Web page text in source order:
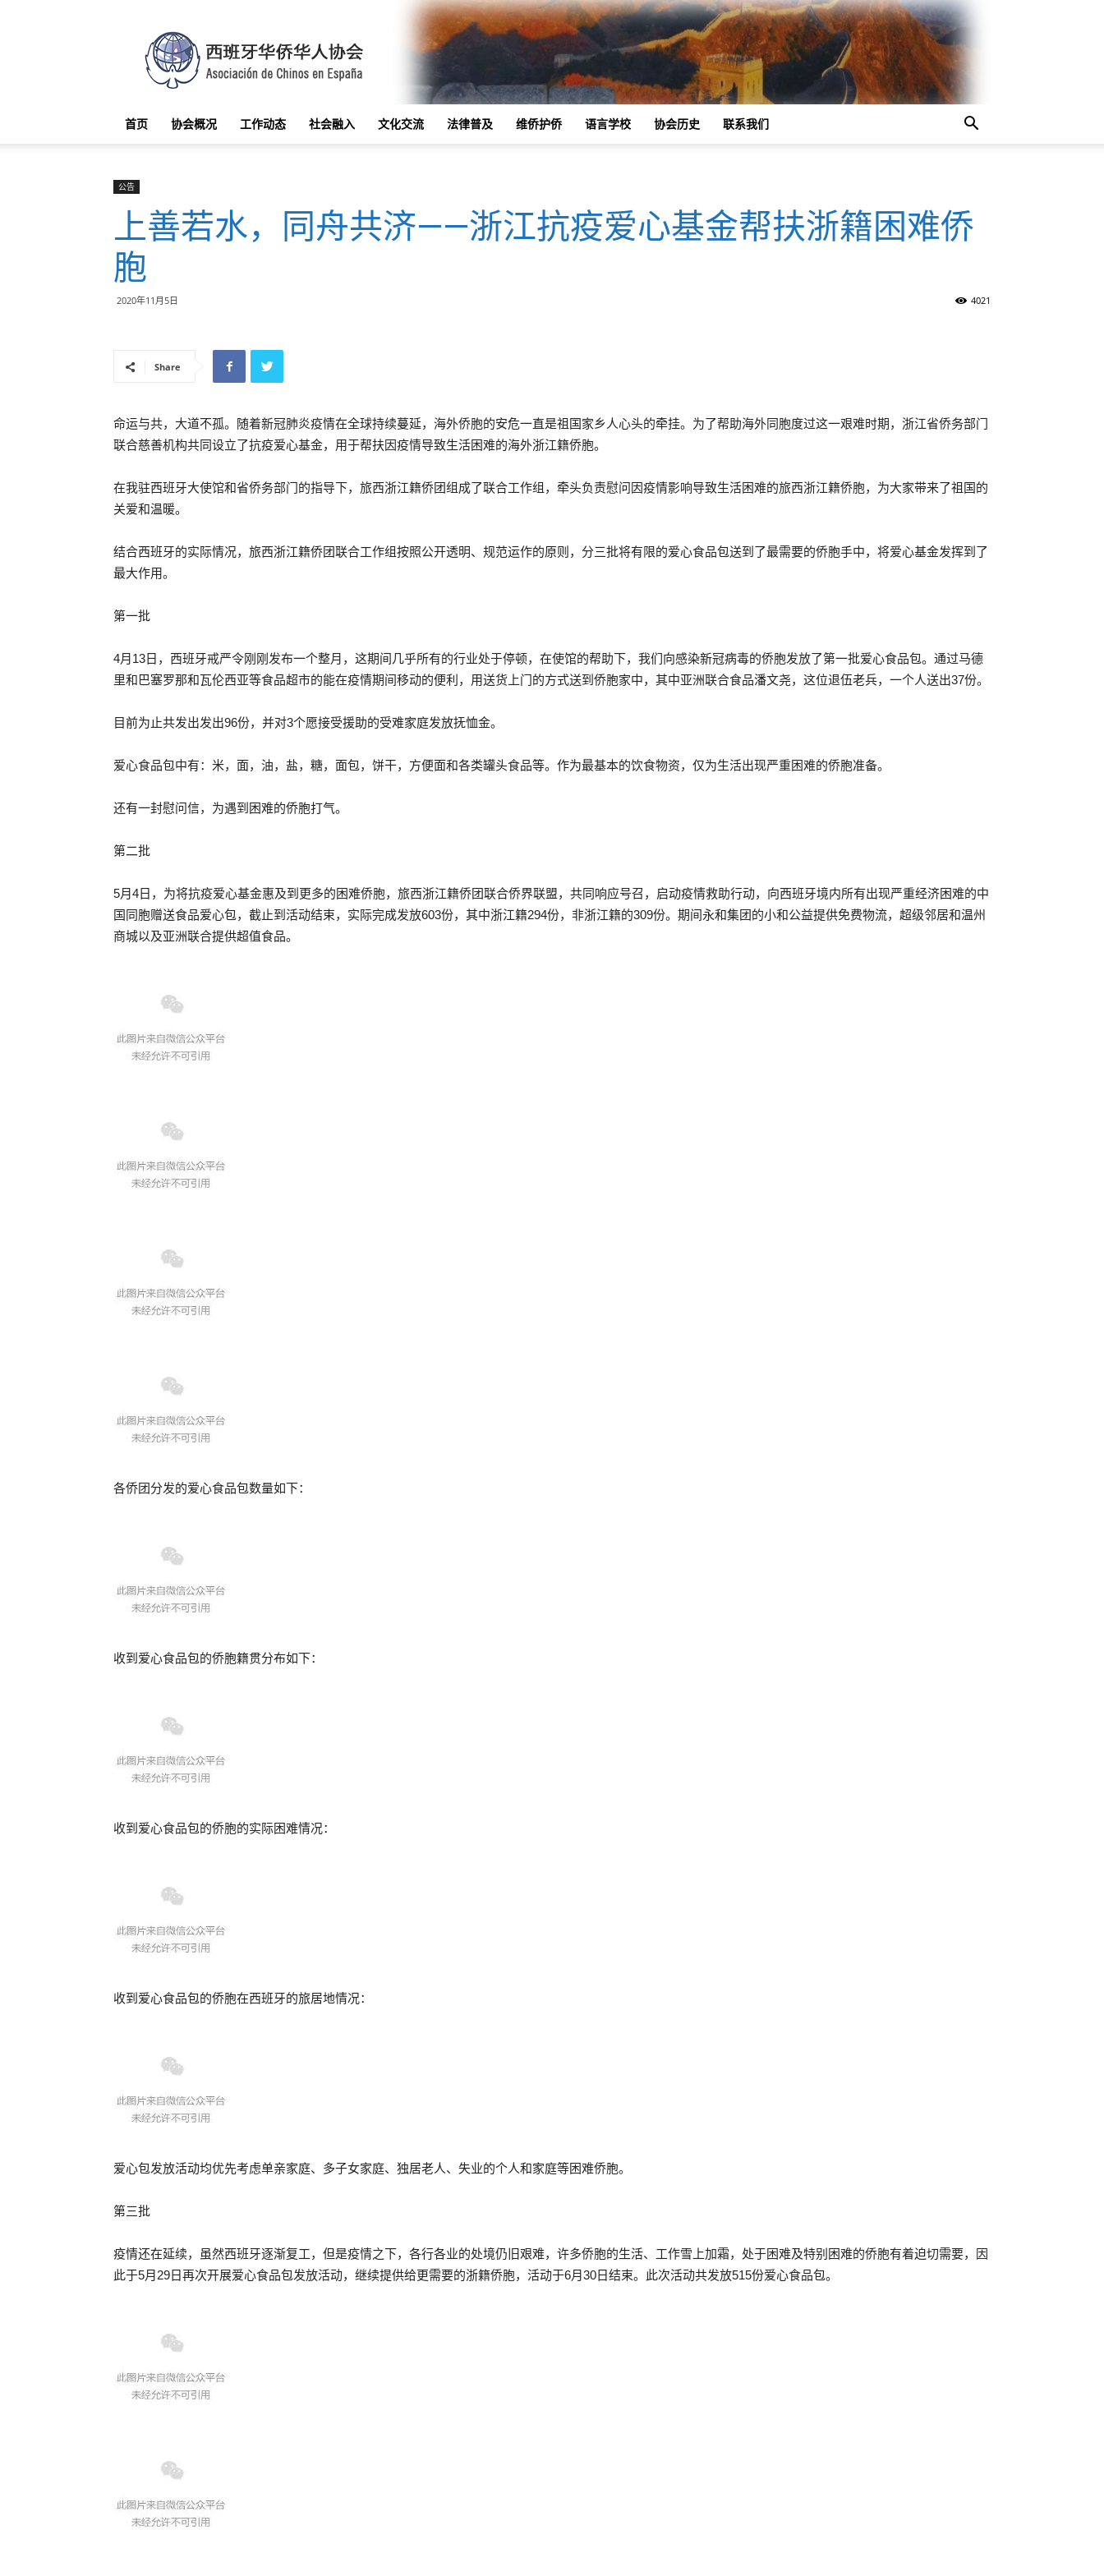
班
华
华
人
首页 协会概况 工作动态 社会融入 文化交流 法律普及 维侨护侨 语言学校 协会历史 联系我们
公告
上善若水，同舟共济——浙江抗疫爱心基金帮扶浙籍困难侨
胞
2020年11月5日 4021
Share
命运与共，大道不孤。随着新冠肺炎疫情在全球持续蔓延，海外侨胞的安危一直是祖国家乡人心头的牵挂。为了帮助海外同胞度过这一艰难时期，浙江省侨务部门
联合慈善机构共同设立了抗疫爱心基金，用于帮扶因疫情导致生活困难的海外浙江籍侨胞。
在我驻西班牙大使馆和省侨务部门的指导下，旅西浙江籍侨团组成了联合工作组，牵头负责慰问因疫情影响导致生活困难的旅西浙江籍侨胞，为大家带来了祖国的
关爱和温暖。
结合西班牙的实际情况，旅西浙江籍侨团联合工作组按照公开透明、规范运作的原则，分三批将有限的爱心食品包送到了最需要的侨胞手中，将爱心基金发挥到了
最大作用。
第一批
4月13日，西班牙戒严令刚刚发布一个整月，这期间几乎所有的行业处于停顿，在使馆的帮助下，我们向感染新冠病毒的侨胞发放了第一批爱心食品包。通过马德
里和巴塞罗那和瓦伦西亚等食品超市的能在疫情期间移动的便利，用送货上门的方式送到侨胞家中，其中亚洲联合食品潘文尧，这位退伍老兵，一个人送出37份。
目前为止共发出发出96份，并对3个愿接受援助的受难家庭发放抚恤金。
爱心食品包中有：米，面，油，盐，糖，面包，饼干，方便面和各类罐头食品等。作为最基本的饮食物资，仅为生活出现严重困难的侨胞准备。
还有一封慰问信，为遇到困难的侨胞打气。
第二批
5月4日，为将抗疫爱心基金惠及到更多的困难侨胞，旅西浙江籍侨团联合侨界联盟，共同响应号召，启动疫情救助行动，向西班牙境内所有出现严重经济困难的中
国同胞赠送食品爱心包，截止到活动结束，实际完成发放603份，其中浙江籍294份，非浙江籍的309份。期间永和集团的小和公益提供免费物流，超级邻居和温州
商城以及亚洲联合提供超值食品。
各侨团分发的爱心食品包数量如下：
收到爱心食品包的侨胞籍贯分布如下：
收到爱心食品包的侨胞的实际困难情况：
收到爱心食品包的侨胞在西班牙的旅居地情况：
爱心包发放活动均优先考虑单亲家庭、多子女家庭、独居老人、失业的个人和家庭等困难侨胞。
第三批
疫情还在延续，虽然西班牙逐渐复工，但是疫情之下，各行各业的处境仍旧艰难，许多侨胞的生活、工作雪上加霜，处于困难及特别困难的侨胞有着迫切需要，因
此于5月29日再次开展爱心食品包发放活动，继续提供给更需要的浙籍侨胞，活动于6月30日结束。此次活动共发放515份爱心食品包。